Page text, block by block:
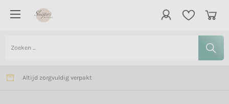
Vanaf € 75,- gratis bezorging in Nederland
Verzending meestal binnen 2 dagen
Altijd zorgvuldig verpakt